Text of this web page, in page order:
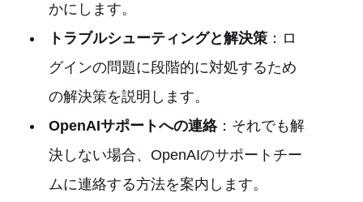
かにします。
トラブルシューティングと解決策：ロ
グインの問題に段階的に対処するため
の解決策を説明します。
OpenAIサポートへの連絡：それでも解
決しない場合、OpenAIのサポートチー
ムに連絡する方法を案内します。